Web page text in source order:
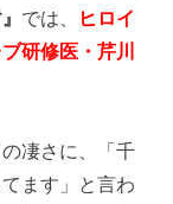
では、
ヒロイ
研修医・芹川
凄さに、「千
ます」と言わ